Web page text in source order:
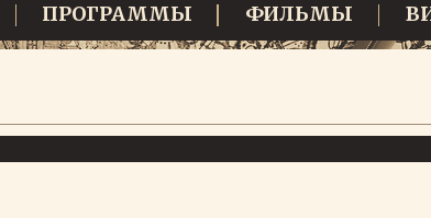
ПРОГРАММЫ ФИЛЬМЫ